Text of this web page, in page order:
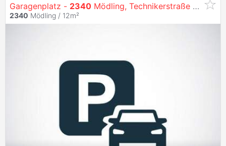
Garagenplatz - 2340 Mödling, Technikerstraße 8a-10
2340 Mödling / 12m²